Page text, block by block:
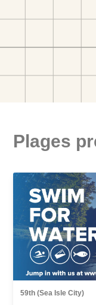
Plages
59th (Sea Isle City)